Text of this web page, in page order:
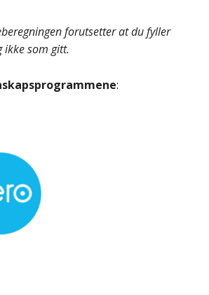
forutsetter at du fyller
ikke som gitt.
: